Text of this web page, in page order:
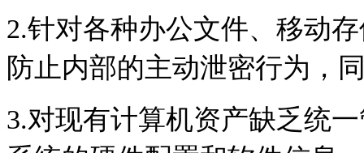
2.针对各种办公文件、移动
防止内部的主动泄密行为，
3.对现有计算机资产缺乏统